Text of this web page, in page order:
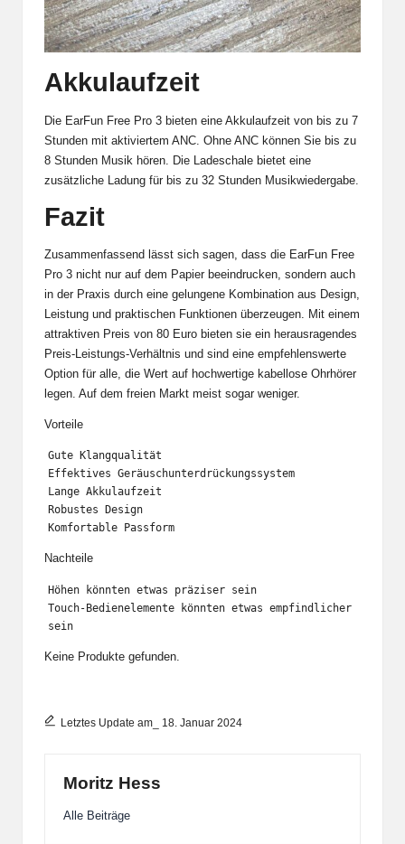
Akkulaufzeit
Die EarFun Free Pro 3 bieten eine Akkulaufzeit von bis zu 7
Stunden mit aktiviertem ANC. Ohne ANC können Sie bis zu
8 Stunden Musik hören. Die Ladeschale bietet eine
zusätzliche Ladung für bis zu 32 Stunden Musikwiedergabe.
Fazit
Zusammenfassend lässt sich sagen, dass die EarFun Free
Pro 3 nicht nur auf dem Papier beeindrucken, sondern auch
in der Praxis durch eine gelungene Kombination aus Design,
Leistung und praktischen Funktionen überzeugen. Mit einem
attraktiven Preis von 80 Euro bieten sie ein herausragendes
Preis-Leistungs-Verhältnis und sind eine empfehlenswerte
Option für alle, die Wert auf hochwertige kabellose Ohrhörer
legen. Auf dem freien Markt meist sogar weniger.
Vorteile
Gute Klangqualität
Effektives Geräuschunterdrückungssystem
Lange Akkulaufzeit
Robustes Design
Komfortable Passform
Nachteile
Höhen könnten etwas präziser sein
Touch-Bedienelemente könnten etwas empfindlicher
sein
Keine Produkte gefunden.
Letztes Update am_ 18. Januar 2024
Moritz Hess
Alle Beiträge